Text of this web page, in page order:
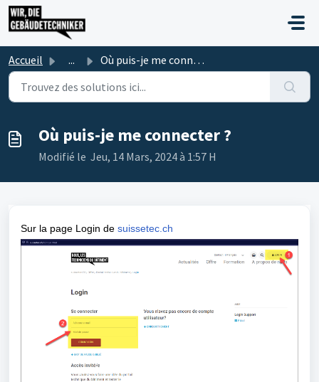
Passer au contenu principal
Accueil ... Où puis-je me connecter ?
Où puis-je me connecter ?
Modifié le Jeu, 14 Mars, 2024 à 1:57 H
Sur la page Login de suissetec.ch